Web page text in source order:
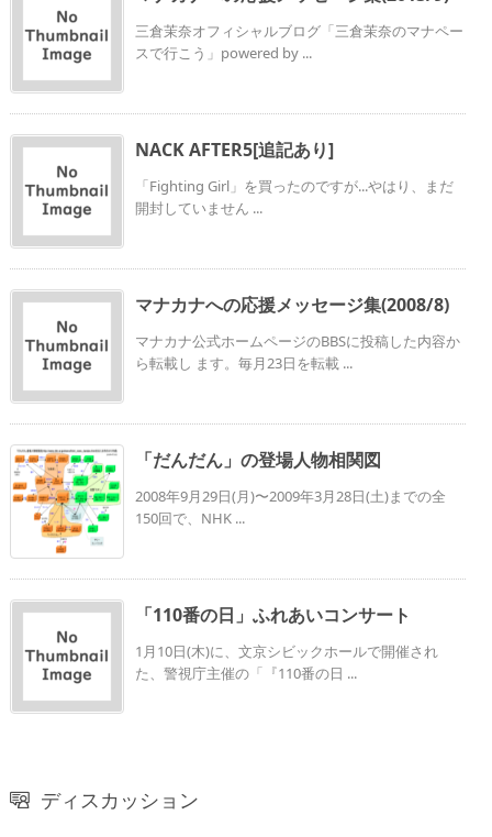
三倉茉奈オフィシャルブログ「三倉茉奈のマナペー
スで行こう」powered by ...
NACK AFTER5[追記あり]
「Fighting Girl」を買ったのですが...やはり、まだ
開封していません ...
マナカナへの応援メッセージ集(2008/8)
マナカナ公式ホームページのBBSに投稿した内容か
ら転載し ます。毎月23日を転載 ...
「だんだん」の登場人物相関図
2008年9月29日(月)〜2009年3月28日(土)までの全
150回で、NHK ...
「110番の日」ふれあいコンサート
1月10日(木)に、文京シビックホールで開催され
た、警視庁主催の「『110番の日 ...
ディスカッション